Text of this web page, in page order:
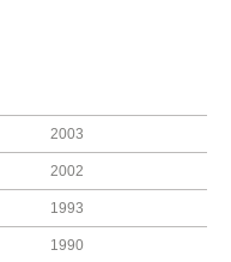
2003
2002
1993
1990